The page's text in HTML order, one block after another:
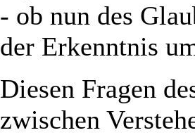
- ob nun des
der Erkenntnis
Diesen Fragen
zwischen